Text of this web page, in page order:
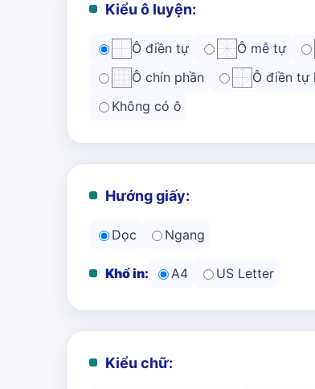
Kiểu ô luyện:
Ô điền tự Ô mễ tự
Ô chín phần
Ô điền tự
Không có ô
Hướng giấy:
Dọc Ngang
Khổ in: A4 US Letter
Kiểu chữ: